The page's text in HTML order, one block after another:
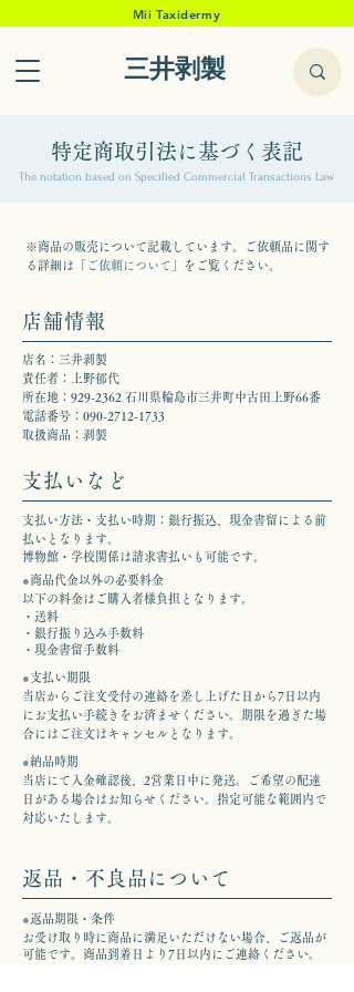
Mii Taxidermy
三井剥製
特定商取引法に基づく表記
The notation based on Specified Commercial Transactions Law
※商品の販売について記載しています。ご依頼品に関す
る詳細は「
ご依頼について 」をご覧ください。
店舗情報
店名：三井剥製
責任者：上野郁代
所在地：929-2362 石川県輪島市三井町中古田上野66番
電話番号：090-2712-1733
取扱商品：剥製
支払いなど
支払い方法・支払い時期：銀行振込、現金書留による前
払いとなります。
博物館・学校関係は請求書払いも可能です。
●商品代金以外の必要料金
以下の料金はご購入者様負担となります。
・送料
・銀行振り込み手数料
・現金書留手数料
●支払い期限
当店からご注文受付の連絡を差し上げた日から7日以内
にお支払い手続きをお済ませください。期限を過ぎた場
合にはご注文はキャンセルとなります。
●納品時期
当店にて入金確認後、2営業日中に発送。ご希望の配達
日がある場合はお知らせください。指定可能な範囲内で
対応いたします。
返品・不良品について
●返品期限・条件
お受け取り時に商品に満足いただけない場合、ご返品が
可能です。商品到着日より7日以内にご連絡ください。